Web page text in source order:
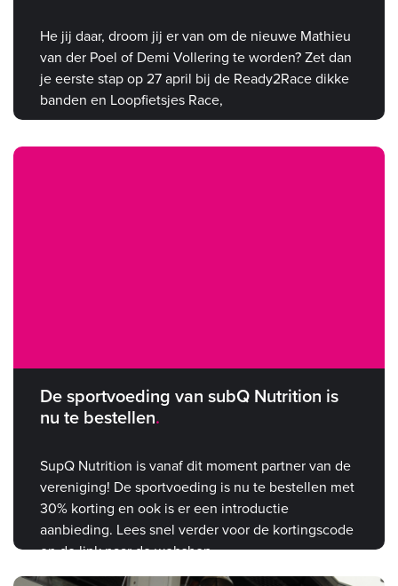
He jij daar, droom jij er van om de nieuwe Mathieu
van der Poel of Demi Vollering te worden? Zet dan
je eerste stap op 27 april bij de Ready2Race dikke
banden en Loopfietsjes Race,
De sportvoeding van subQ Nutrition is
nu te bestellen
SupQ Nutrition is vanaf dit moment partner van de
vereniging! De sportvoeding is nu te bestellen met
30% korting en ook is er een introductie
aanbieding. Lees snel verder voor de kortingscode
en de link naar de webshop.